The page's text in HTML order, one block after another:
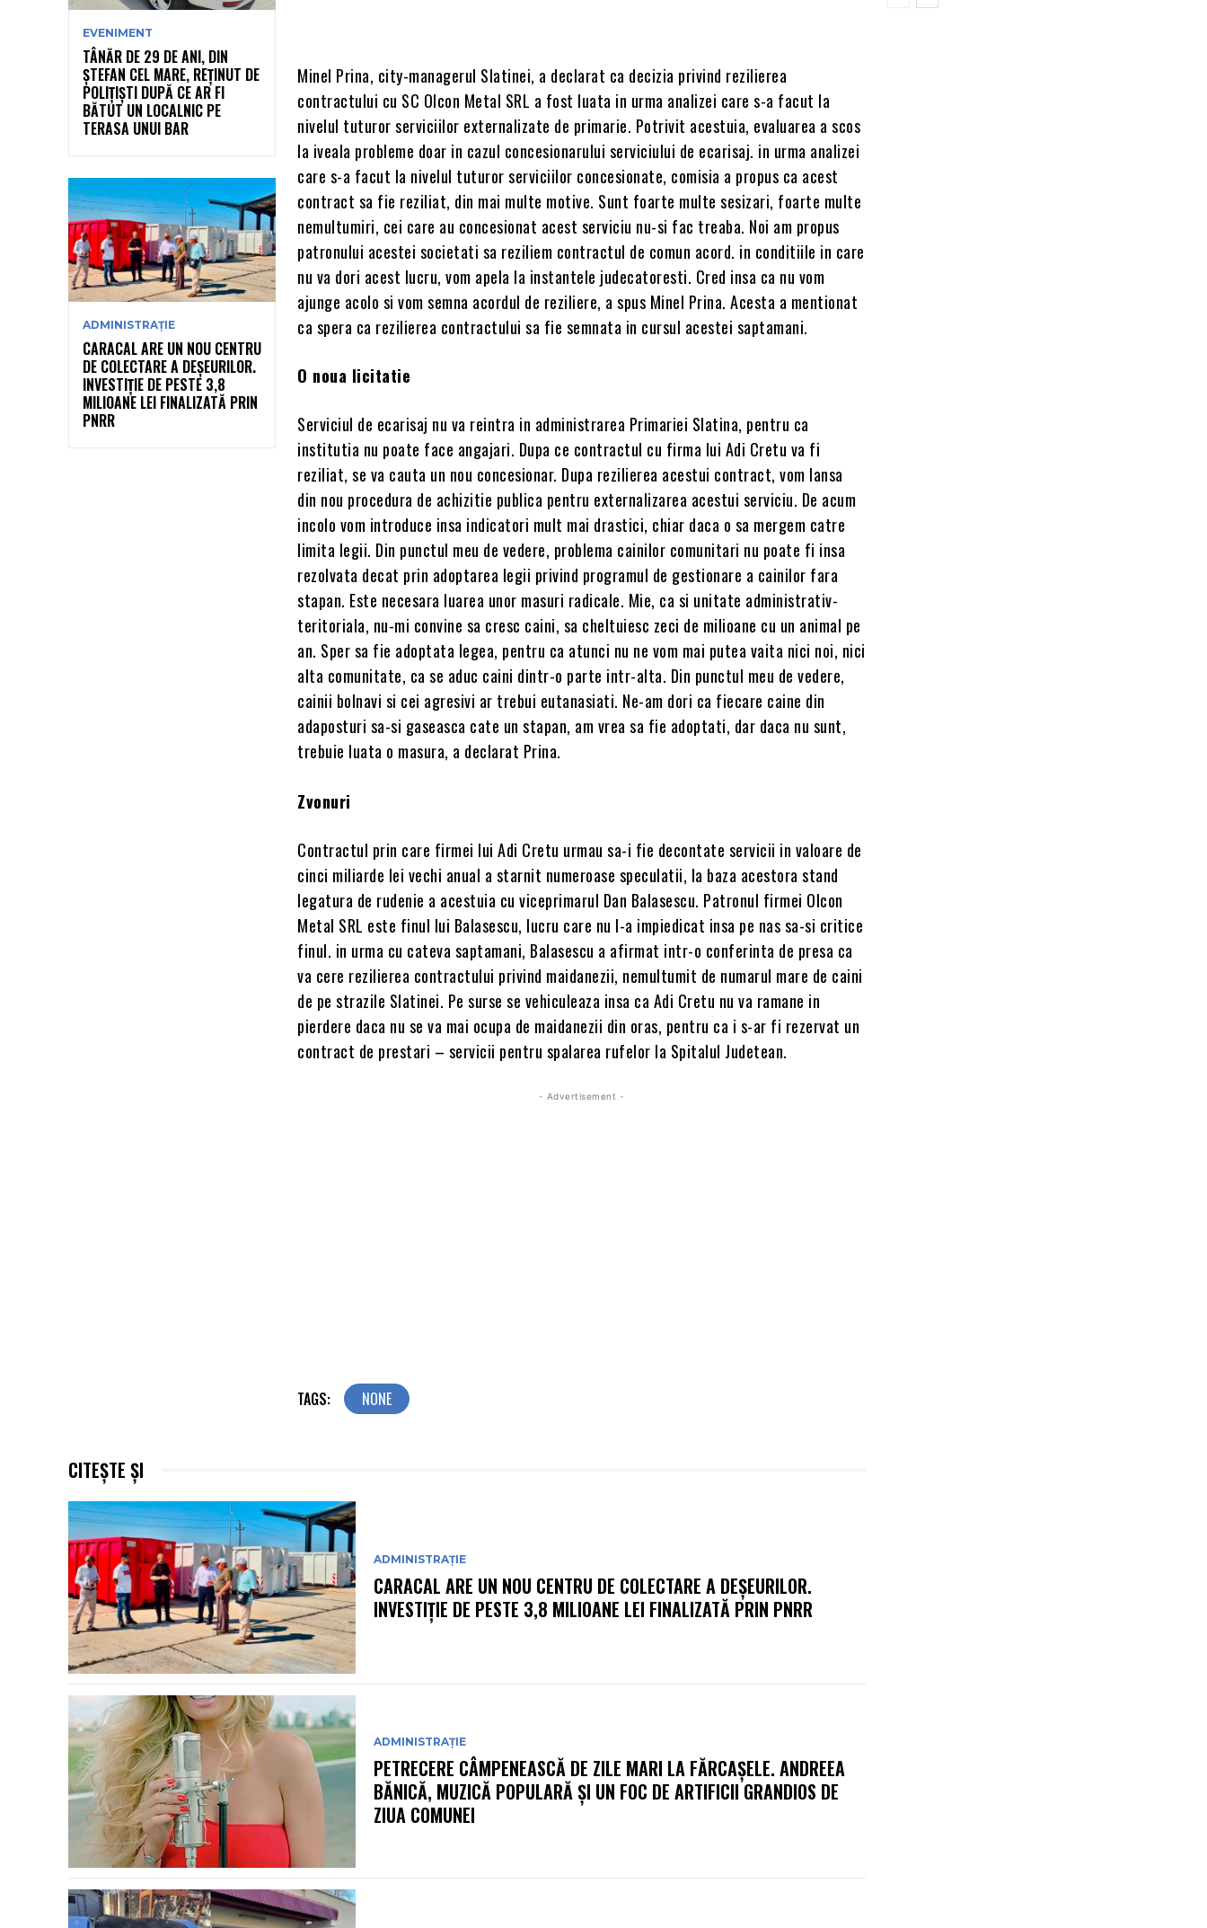
EVENIMENT
TÂNĂR DE 29 DE ANI, DIN
ȘTEFAN CEL MARE, REȚINUT DE
POLIȚIȘTI DUPĂ CE AR FI
BĂTUT UN LOCALNIC PE
TERASA UNUI BAR
ADMINISTRAȚIE
CARACAL ARE UN NOU CENTRU
DE COLECTARE A DEȘEURILOR.
INVESTIȚIE DE PESTE 3,8
MILIOANE LEI FINALIZATĂ PRIN
PNRR
Minel Prina, city-managerul Slatinei, a declarat ca decizia privind rezilierea
contractului cu SC Olcon Metal SRL a fost luata in urma analizei care s-a facut la
nivelul tuturor serviciilor externalizate de primarie. Potrivit acestuia, evaluarea a scos
la iveala probleme doar in cazul concesionarului serviciului de ecarisaj. in urma analizei
care s-a facut la nivelul tuturor serviciilor concesionate, comisia a propus ca acest
contract sa fie reziliat, din mai multe motive. Sunt foarte multe sesizari, foarte multe
nemultumiri, cei care au concesionat acest serviciu nu-si fac treaba. Noi am propus
patronului acestei societati sa reziliem contractul de comun acord. in conditiile in care
nu va dori acest lucru, vom apela la instantele judecatoresti. Cred insa ca nu vom
ajunge acolo si vom semna acordul de reziliere, a spus Minel Prina. Acesta a mentionat
ca spera ca rezilierea contractului sa fie semnata in cursul acestei saptamani.
O noua licitatie
Serviciul de ecarisaj nu va reintra in administrarea Primariei Slatina, pentru ca
institutia nu poate face angajari. Dupa ce contractul cu firma lui Adi Cretu va fi
reziliat, se va cauta un nou concesionar. Dupa rezilierea acestui contract, vom lansa
din nou procedura de achizitie publica pentru externalizarea acestui serviciu. De acum
incolo vom introduce insa indicatori mult mai drastici, chiar daca o sa mergem catre
limita legii. Din punctul meu de vedere, problema cainilor comunitari nu poate fi insa
rezolvata decat prin adoptarea legii privind programul de gestionare a cainilor fara
stapan. Este necesara luarea unor masuri radicale. Mie, ca si unitate administrativ-
teritoriala, nu-mi convine sa cresc caini, sa cheltuiesc zeci de milioane cu un animal pe
an. Sper sa fie adoptata legea, pentru ca atunci nu ne vom mai putea vaita nici noi, nici
alta comunitate, ca se aduc caini dintr-o parte intr-alta. Din punctul meu de vedere,
cainii bolnavi si cei agresivi ar trebui eutanasiati. Ne-am dori ca fiecare caine din
adaposturi sa-si gaseasca cate un stapan, am vrea sa fie adoptati, dar daca nu sunt,
trebuie luata o masura, a declarat Prina.
Zvonuri
Contractul prin care firmei lui Adi Cretu urmau sa-i fie decontate servicii in valoare de
cinci miliarde lei vechi anual a starnit numeroase speculatii, la baza acestora stand
legatura de rudenie a acestuia cu viceprimarul Dan Balasescu. Patronul firmei Olcon
Metal SRL este finul lui Balasescu, lucru care nu l-a impiedicat insa pe nas sa-si critice
finul. in urma cu cateva saptamani, Balasescu a afirmat intr-o conferinta de presa ca
va cere rezilierea contractului privind maidanezii, nemultumit de numarul mare de caini
de pe strazile Slatinei. Pe surse se vehiculeaza insa ca Adi Cretu nu va ramane in
pierdere daca nu se va mai ocupa de maidanezii din oras, pentru ca i s-ar fi rezervat un
contract de prestari – servicii pentru spalarea rufelor la Spitalul Judetean.
- Advertisement -
TAGS: NONE
CITEȘTE ȘI
ADMINISTRAȚIE
CARACAL ARE UN NOU CENTRU DE COLECTARE A DEȘEURILOR.
INVESTIȚIE DE PESTE 3,8 MILIOANE LEI FINALIZATĂ PRIN PNRR
ADMINISTRAȚIE
PETRECERE CÂMPENEASCĂ DE ZILE MARI LA FĂRCAȘELE. ANDREEA
BĂNICĂ, MUZICĂ POPULARĂ ȘI UN FOC DE ARTIFICII GRANDIOS DE
ZIUA COMUNEI